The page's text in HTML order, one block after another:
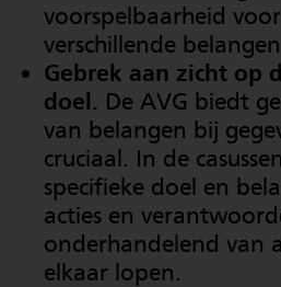
voorspelbaarheid
verschillende
Gebrek aan zicht op
doel. De AVG biedt
van belangen bij
cruciaal. In de
specifieke doel en
acties en
onderhandelend van
elkaar lopen.